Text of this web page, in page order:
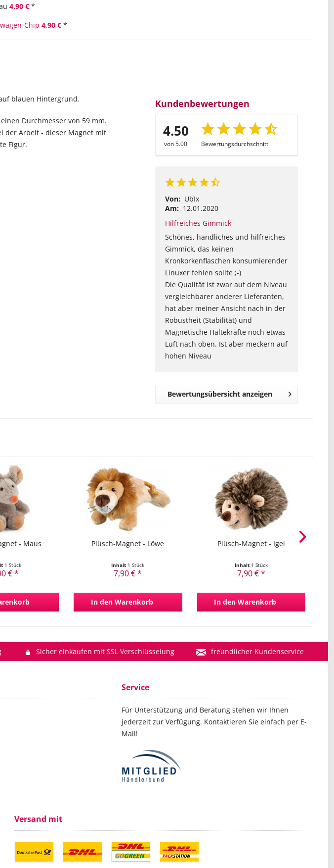
4,90 € *
Chip 4,90 € *
blauen Hintergrund.
Durchmesser von 59 mm.
der Arbeit - dieser Magnet mit
Figur.
Kundenbewertungen
4.50
von 5.00 Bewertungsdurchschnitt
Von: UbIx
Am: 12.01.2020
Hilfreiches Gimmick
Schönes, handliches und hilfreiches
Gimmick, das keinen
Kronkorkenflaschen konsumierender
Linuxer fehlen sollte ;-)
Die Qualität ist zwar auf dem Niveau
vergleichbarer anderer Lieferanten,
hat aber meiner Ansicht nach in der
Robustheit (Stabilität) und
Magnetische Haltekräfte noch etwas
Luft nach oben. Ist aber meckern auf
hohen Niveau
Bewertungsübersicht anzeigen
- Maus
1 Stück
€ *
Plüsch-Magnet - Löwe
Inhalt 1 Stück
7,90 € *
In den Warenkorb
Plüsch-Magnet - Igel
Inhalt 1 Stück
7,90 € *
In den Warenkorb
Sicher einkaufen mit SSL Verschlüsselung freundlicher Kundenservice
Service
Für Unterstützung und Beratung stehen wir Ihnen
jederzeit zur Verfügung. Kontaktieren Sie einfach per E-
Mail!
Versand mit